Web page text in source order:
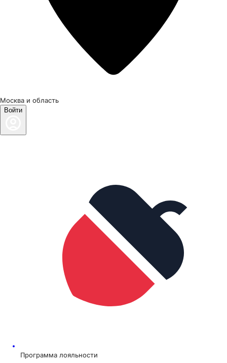
Москва и область
Войти
Программа лояльности